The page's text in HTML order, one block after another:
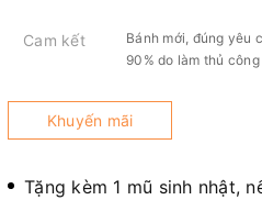
Cam kết
Bánh mới, đúng yêu
90% do làm thủ
Khuyến mãi
Tặng kèm 1 mũ sinh nhật,